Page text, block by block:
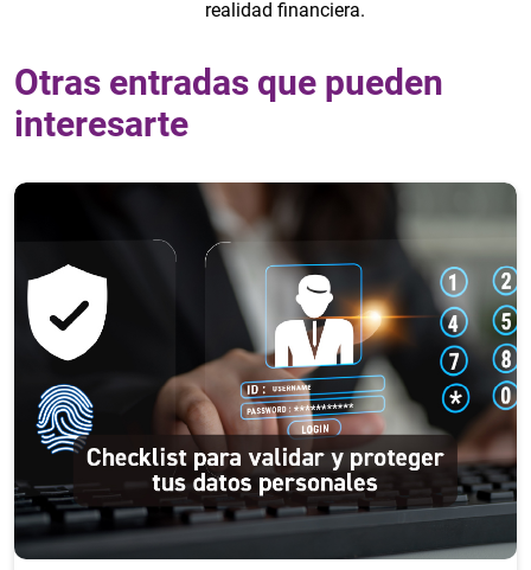
realidad financiera.
Otras entradas que pueden
interesarte